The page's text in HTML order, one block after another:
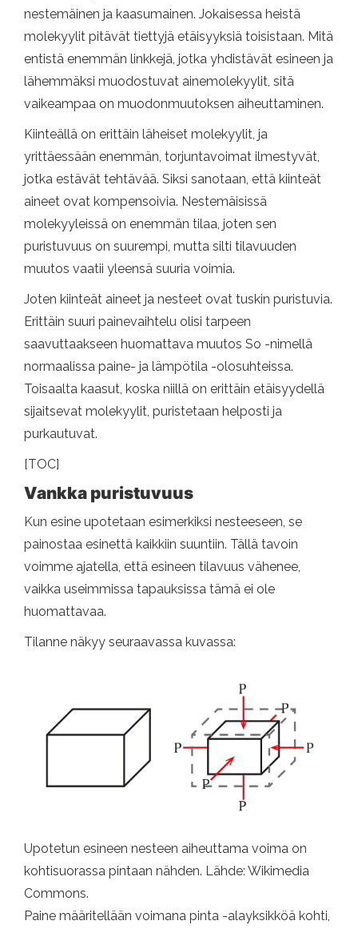
nestemäinen ja kaasumainen. Jokaisessa heistä
molekyylit pitävät tiettyjä etäisyyksiä toisistaan. Mitä
entistä enemmän linkkejä, jotka yhdistävät esineen ja
lähemmäksi muodostuvat ainemolekyylit, sitä
vaikeampaa on muodonmuutoksen aiheuttaminen.
Kiinteällä on erittäin läheiset molekyylit, ja
yrittäessään enemmän, torjuntavoimat ilmestyvät,
jotka estävät tehtävää. Siksi sanotaan, että kiinteät
aineet ovat kompensoivia. Nestemäisissä
molekyyleissä on enemmän tilaa, joten sen
puristuvuus on suurempi, mutta silti tilavuuden
muutos vaatii yleensä suuria voimia.
Joten kiinteät aineet ja nesteet ovat tuskin puristuvia.
Erittäin suuri painevaihtelu olisi tarpeen
saavuttaakseen huomattava muutos So -nimellä
normaalissa paine- ja lämpötila -olosuhteissa.
Toisaalta kaasut, koska niillä on erittäin etäisyydellä
sijaitsevat molekyylit, puristetaan helposti ja
purkautuvat.
[TOC]
Vankka puristuvuus
Kun esine upotetaan esimerkiksi nesteeseen, se
painostaa esinettä kaikkiin suuntiin. Tällä tavoin
voimme ajatella, että esineen tilavuus vähenee,
vaikka useimmissa tapauksissa tämä ei ole
huomattavaa.
Tilanne näkyy seuraavassa kuvassa:
Upotetun esineen nesteen aiheuttama voima on
kohtisuorassa pintaan nähden. Lähde: Wikimedia
Commons.
Paine määritellään voimana pinta -alayksikköä kohti,